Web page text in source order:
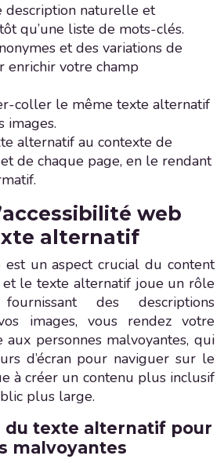
description naturelle et
qu’une liste de mots-clés.
et des variations de
enrichir votre champ
coller le même texte alternatif
images.
alternatif au contexte de
de chaque page, en le rendant
web
alternatif
est un aspect crucial du content
et le texte alternatif joue un rôle
des descriptions
images, vous rendez votre
aux personnes malvoyantes, qui
d’écran pour naviguer sur le
à créer un contenu plus inclusif
plus large.
du texte alternatif pour
malvoyantes